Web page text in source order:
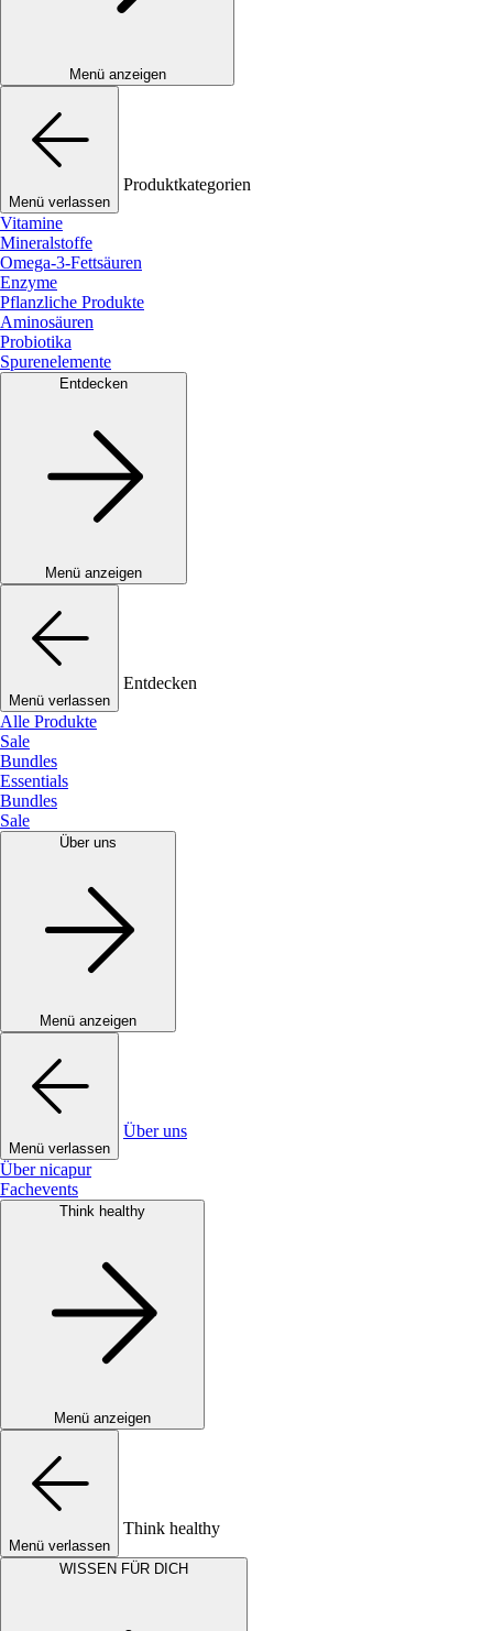
Menü anzeigen
Menü verlassen
Produktkategorien
Vitamine
Mineralstoffe
Omega-3-Fettsäuren
Enzyme
Pflanzliche Produkte
Aminosäuren
Probiotika
Spurenelemente
Entdecken
Menü anzeigen
Menü verlassen
Entdecken
Alle Produkte
Sale
Bundles
Essentials
Bundles
Sale
Über uns
Menü anzeigen
Menü verlassen
Über uns
Über nicapur
Fachevents
Think healthy
Menü anzeigen
Menü verlassen
Think healthy
WISSEN FÜR DICH